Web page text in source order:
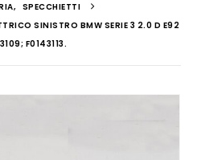
, SPECCHIETTI
SINISTRO BMW SERIE 3 2.0 D E92
F0143113.